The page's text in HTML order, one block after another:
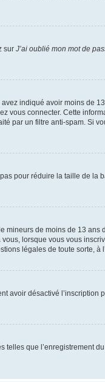
sur J’ai oublié mon mot de
indiqué avoir moins de
vous connecter. Cette
par un filtre anti-spam. Si
pour réduire la taille de la
mineurs de moins de 13 ans
lorsque vous vous
légales de toute sorte, à
avoir désactivé
que l’enregistrement